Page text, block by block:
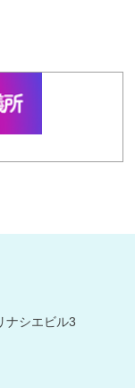
シエビル3